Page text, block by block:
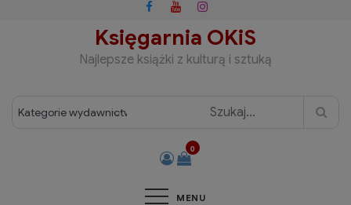
Księgarnia OKiS
Najlepsze książki z kulturą i sztuką
0
MENU